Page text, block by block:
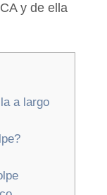
y de ella
a largo